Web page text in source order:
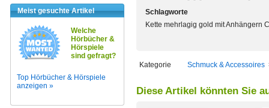
Meist gesuchte Artikel
Welche
Hörbücher &
Hörspiele
sind gefragt?
Top Hörbücher & Hörspiele
anzeigen »
Schlagworte
Kette mehrlagig gold mit Anhängern
Kategorie Schmuck & Accessoires
Diese Artikel könnten Sie